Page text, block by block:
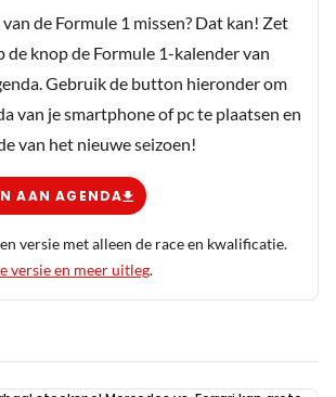
betrappen en niet aan hypocriete
doet. Erg verhelderend. Aangezien RBR
zo slecht doet gezien het feit dat ze zelf
gebouwd en veel nieuwe mensen zijn
weinig reden om te verkassen. Verder
zo veel mensen hier maar blijven
personen meerdere accounts hebben.
omdat ze het niet kunnen voorstellen dat
Lachwekkend, dat wel.
de Formule 1 missen? Dat kan! Zet
de knop de Formule 1-kalender van
Gebruik de button hieronder om
van je smartphone of pc te plaatsen en
van het nieuwe seizoen!
AAN AGENDA
versie met alleen de race en kwalificatie.
versie en meer uitleg.